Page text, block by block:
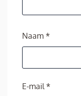
Naam *
E-mail*